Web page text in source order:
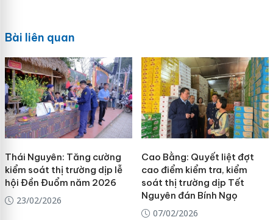
Bài liên quan
Thái Nguyên: Tăng cường
kiểm soát thị trường dịp lễ
hội Đền Đuổm năm 2026
23/02/2026
Cao Bằng: Quyết liệt đợt
cao điểm kiểm tra, kiểm
soát thị trường dịp Tết
Nguyên đán Bính Ngọ
07/02/2026